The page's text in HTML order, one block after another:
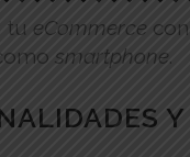
tu eCommerce
smartphone.